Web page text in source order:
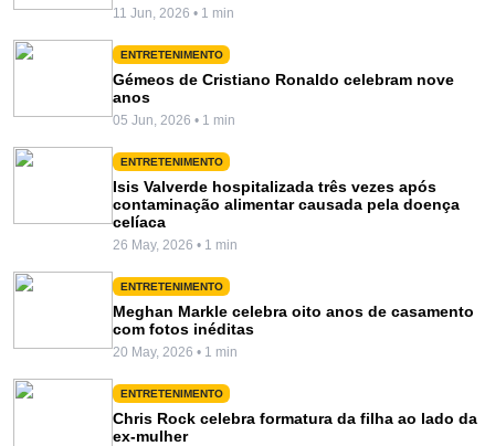
11 Jun, 2026 • 1 min
ENTRETENIMENTO
Gémeos de Cristiano Ronaldo celebram nove
anos
05 Jun, 2026 • 1 min
ENTRETENIMENTO
Isis Valverde hospitalizada três vezes após
contaminação alimentar causada pela doença
celíaca
26 May, 2026 • 1 min
ENTRETENIMENTO
Meghan Markle celebra oito anos de casamento
com fotos inéditas
20 May, 2026 • 1 min
ENTRETENIMENTO
Chris Rock celebra formatura da filha ao lado da
ex-mulher